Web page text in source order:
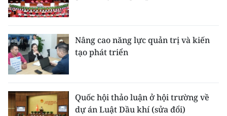
Nâng cao năng lực quản trị và kiến
tạo phát triển
Quốc hội thảo luận ở hội trường về
dự án Luật Dầu khí (sửa đổi)